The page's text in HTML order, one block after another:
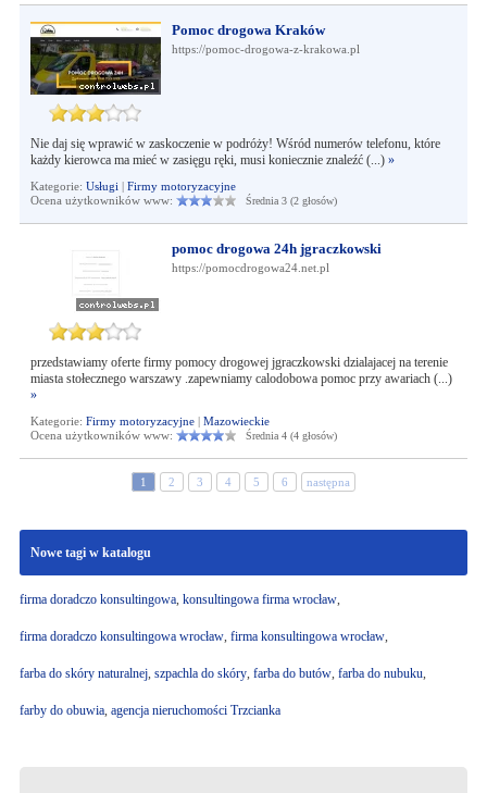
Pomoc drogowa Kraków
https://pomoc-drogowa-z-krakowa.pl
Nie daj się wprawić w zaskoczenie w podróży! Wśród numerów telefonu, które
każdy kierowca ma mieć w zasięgu ręki, musi koniecznie znaleźć (...) »
Kategorie: Usługi | Firmy motoryzacyjne
Ocena użytkowników www:
Średnia 3 (2 głosów)
pomoc drogowa 24h jgraczkowski
https://pomocdrogowa24.net.pl
przedstawiamy oferte firmy pomocy drogowej jgraczkowski dzialajacej na terenie
miasta stołecznego warszawy .zapewniamy calodobowa pomoc przy awariach (...)
»
Kategorie: Firmy motoryzacyjne| Mazowieckie
Ocena użytkowników www:
Średnia 4 (4 głosów)
1 2 3 4 5 6 następna
Nowe tagi w katalogu
firma doradczo konsultingowa, konsultingowa firma wrocław,
firma doradczo konsultingowa wrocław, firma konsultingowa wrocław,
farba do skóry naturalnej, szpachla do skóry, farba do butów, farba do nubuku,
farby do obuwia, agencja nieruchomości Trzcianka